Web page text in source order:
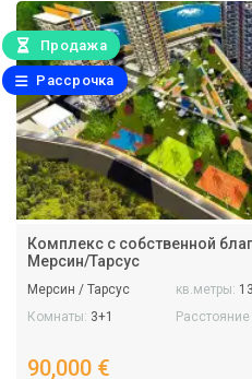
Продажа
Рассрочка
Комплекс с собственной
Мерсин/Тарсус
Мерсин / Тарсус кв.метры:
Комнаты: 3+1
90,000 €